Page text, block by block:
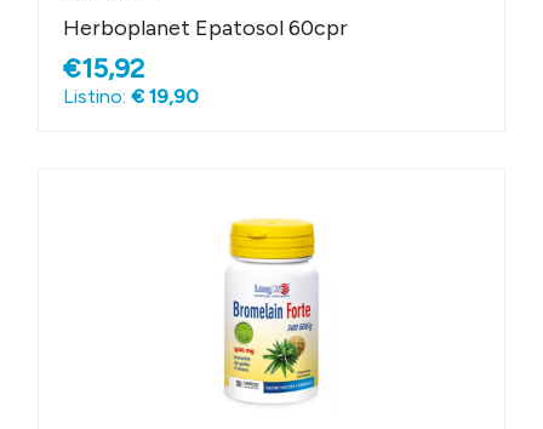
Herboplanet Epatosol 60cpr
€15,92
Listino: € 19,90